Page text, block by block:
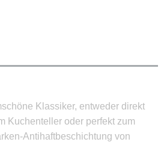
Klassiker, entweder direkt
Kuchenteller oder perfekt zum
Antihaftbeschichtung von